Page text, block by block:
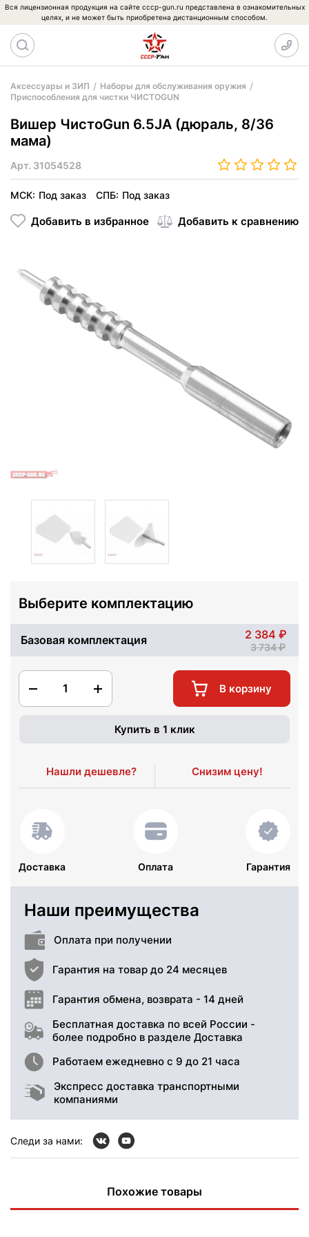
Вся лицензионная продукция на сайте cccp-gun.ru представлена в ознакомительных
целях, и не может быть приобретена дистанционным способом.
Аксессуары и ЗИП
Наборы для обслуживания оружия
Приспособления для чистки ЧИСТОGUN
Вишер ЧистоGun 6.5JA (дюраль, 8/36
мама)
Арт. 31054528
МСК: Под заказ СПБ: Под заказ
Добавить в избранное Добавить к сравнению
Выберите комплектацию
Базовая комплектация 2 384
3 734
1 В корзину
Купить в 1 клик
Нашли дешевле? Снизим цену!
Доставка Оплата Гарантия
Наши преимущества
Оплата при получении
Гарантия на товар до 24 месяцев
Гарантия обмена, возврата - 14 дней
Бесплатная доставка по всей России -
более подробно в разделе Доставка
Работаем ежедневно с 9 до 21 часа
Экспресс доставка транспортными
компаниями
Следи за нами:
Похожие товары